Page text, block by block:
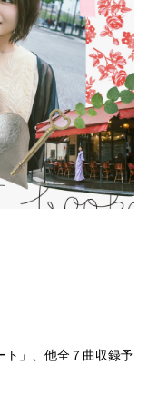
ト」、他全７曲収録予